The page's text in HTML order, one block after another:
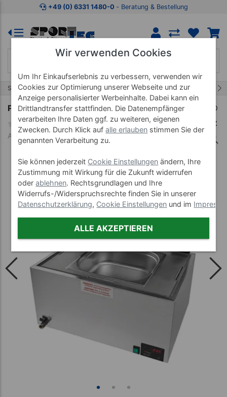
Zum Kaufbereich springen Zur Produktbeschreibung
+49 (0) 6331 1480-0 ‐ Beratung & Bestellung
Start Therapiebedarf Moor
Paraffinbad 5-30, für 10 l Paraffin
Art-Nr. 24906--02
Wir verwenden Cookies
Um Ihr Einkaufserlebnis zu verbessern, verwenden wir
Cookies zur Optimierung unserer Webseite und zur
Anzeige personalisierter Werbeinhalte. Dabei kann ein
Drittlandtransfer stattfinden. Die Datenempfänger
verarbeiten Ihre Daten ggf. zu weiteren, eigenen
Zwecken. Durch Klick aufalle erlauben stimmen Sie der
genannten Verarbeitung zu.
Sie können jederzeit Cookie Einstellungen ändern, Ihre
Zustimmung mit Wirkung für die Zukunft widerrufen
oderablehnen. Rechtsgrundlagen und Ihre
Widerrufs-/Widerspruchsrechte finden Sie in unserer
Datenschutzerklärung, Cookie Einstellungen und im
ALLE AKZEPTIEREN